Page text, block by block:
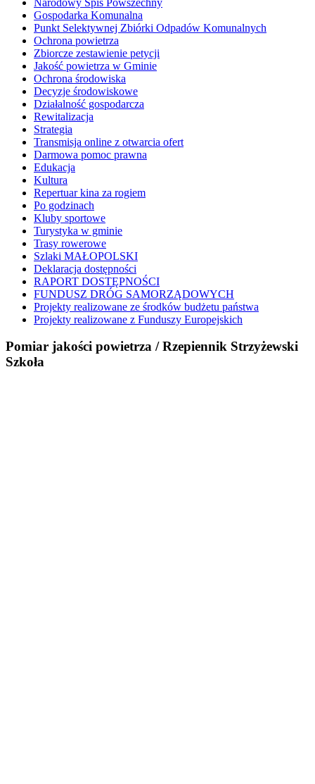
Gospodarka Komunalna
Punkt Selektywnej Zbiórki Odpadów Komunalnych
Ochrona powietrza
Zbiorcze zestawienie petycji
Jakość powietrza w Gminie
Ochrona środowiska
Decyzje środowiskowe
Działalność gospodarcza
Rewitalizacja
Strategia
Transmisja online z otwarcia ofert
Darmowa pomoc prawna
Edukacja
Kultura
Repertuar kina za rogiem
Po godzinach
Kluby sportowe
Turystyka w gminie
Trasy rowerowe
Szlaki MAŁOPOLSKI
Deklaracja dostępności
RAPORT DOSTĘPNOŚCI
FUNDUSZ DRÓG SAMORZĄDOWYCH
Projekty realizowane ze środków budżetu państwa
Projekty realizowane z Funduszy Europejskich
Pomiar jakości powietrza / Rzepiennik Strzyżewski
Szkoła